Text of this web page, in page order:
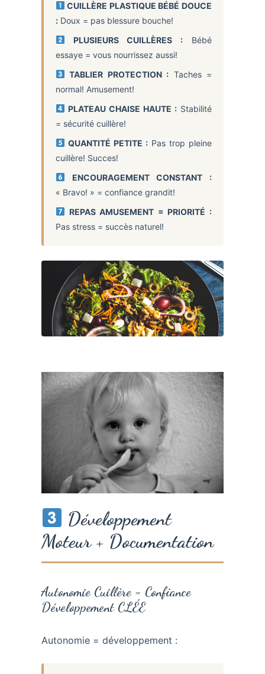
CUILLÈRE PLASTIQUE BÉBÉ DOUCE
: Doux = pas blessure bouche!
PLUSIEURS CUILLÈRES : Bébé
essaye = vous nourrissez aussi!
TABLIER PROTECTION : Taches =
normal! Amusement!
PLATEAU CHAISE HAUTE : Stabilité
= sécurité cuillère!
QUANTITÉ PETITE :Pas trop pleine
cuillère! Succes!
ENCOURAGEMENT CONSTANT :
« Bravo! » = confiance grandit!
REPAS AMUSEMENT = PRIORITÉ :
Pas stress = succès naturel!
Développement
Moteur + Documentation
Autonomie Cuillère = Confiance
Développement CLÉE
Autonomie = développement :